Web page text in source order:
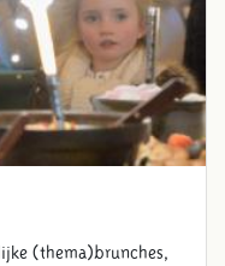
(thema)brunches,